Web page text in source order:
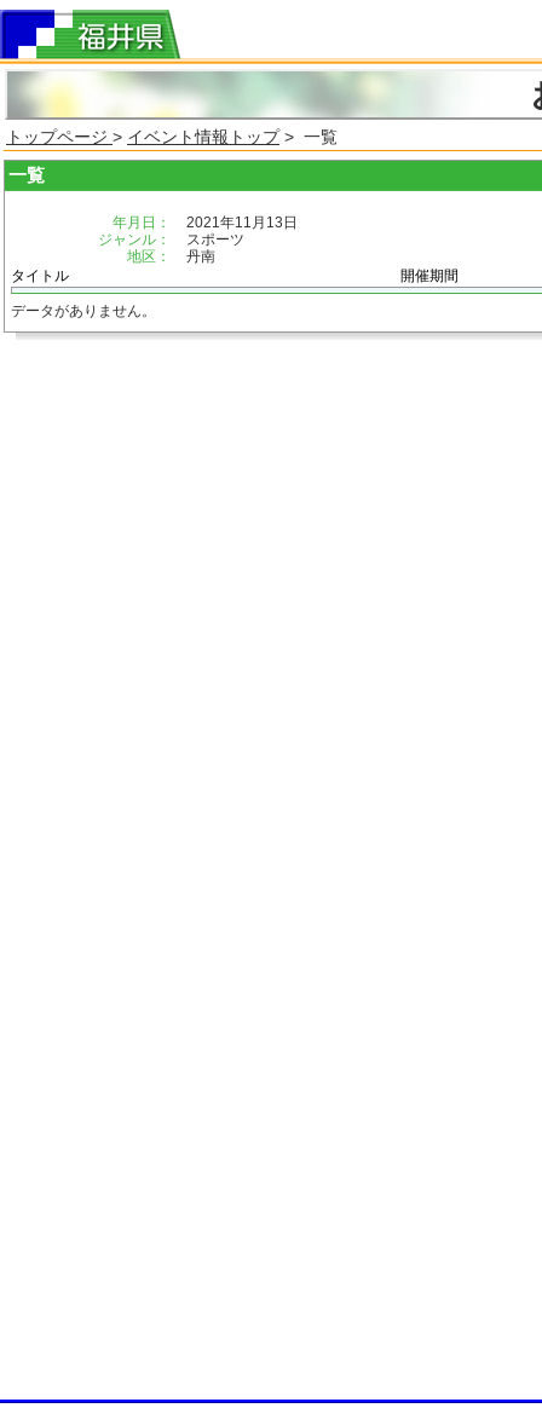
トップページ > イベント情報トップ> 一覧
一覧
年月日：
2021年11月13日
ジャンル：
スポーツ
地区：
丹南
タイトル
開催期間
データがありません。